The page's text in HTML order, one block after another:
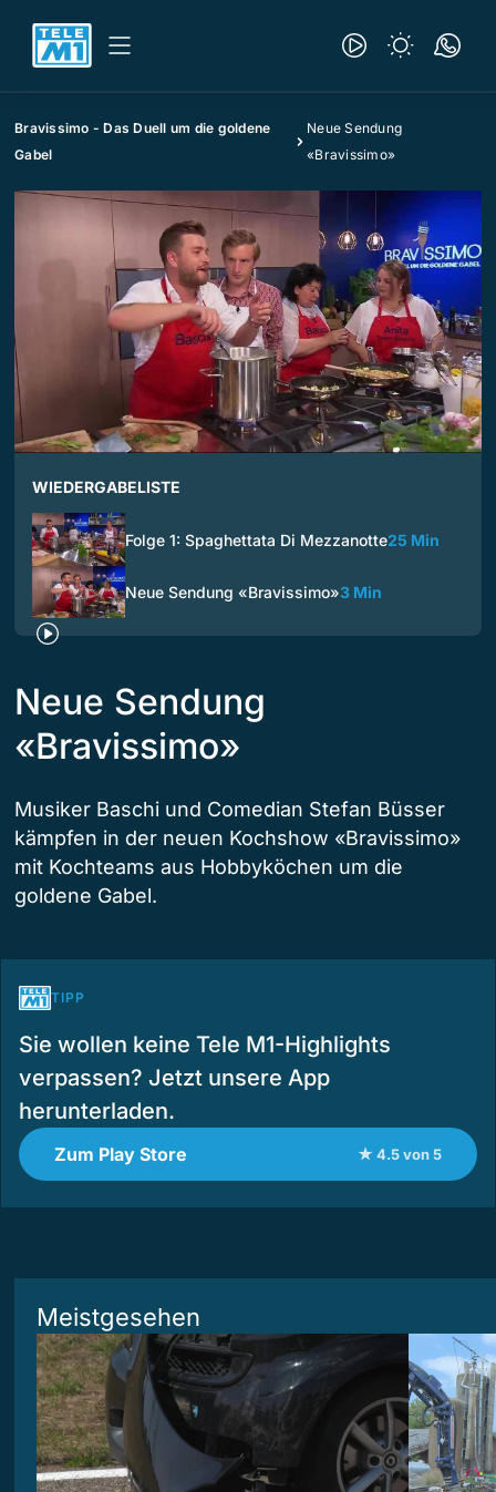
Bravissimo - Das Duell um die goldene
Gabel
Neue Sendung
«Bravissimo»
WIEDERGABELISTE
Folge 1: Spaghettata Di Mezzanotte25 Min
Neue Sendung «Bravissimo»3 Min
Neue Sendung
«Bravissimo»
Musiker Baschi und Comedian Stefan Büsser
kämpfen in der neuen Kochshow «Bravissimo»
mit Kochteams aus Hobbyköchen um die
goldene Gabel.
TIPP
Sie wollen keine Tele M1-Highlights
verpassen? Jetzt unsere App
herunterladen.
Zum Play Store ★ 4.5 von 5
Meistgesehen